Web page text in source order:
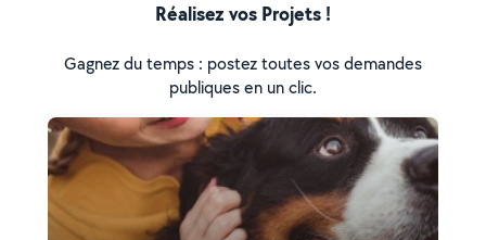
Réalisez vos Projets !
Gagnez du temps : postez toutes vos demandes
publiques en un clic.